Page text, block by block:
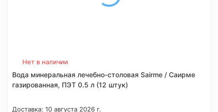
Нет в наличии
Вода минеральная лечебно-столовая Sairme / Саирме
газированная, ПЭТ 0.5 л (12 штук)
Доставка: 10 августа 2026 г.